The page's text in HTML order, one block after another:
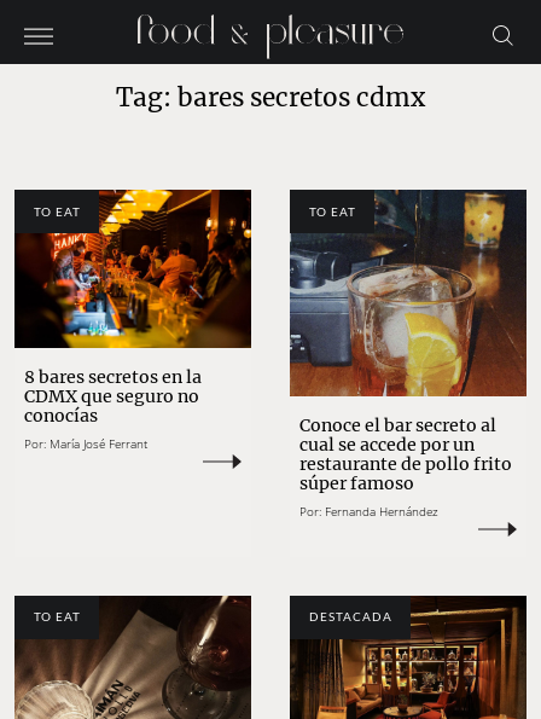
Tag: bares secretos cdmx
TO EAT
8 bares secretos en la
CDMX que seguro no
conocías
Por: María José Ferrant
TO EAT
Conoce el bar secreto al
cual se accede por un
restaurante de pollo frito
súper famoso
Por: Fernanda Hernández
TO EAT DESTACADA